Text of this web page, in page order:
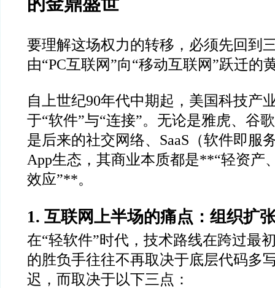
要理解这场权力的转移，必须先回到
由“PC互联网”向“移动互联网”跃迁的
自上世纪90年代中期起，美国科技产
于“软件”与“连接”。无论是雅虎、谷
是后来的社交网络、SaaS（软件即服
App生态，其商业本质都是**“轻资产
效应”**。
1. 互联网上半场的痛点：组织扩
在“轻软件”时代，技术路线在跨过最
的胜负手往往不再取决于底层代码多
迟，而取决于以下三点：